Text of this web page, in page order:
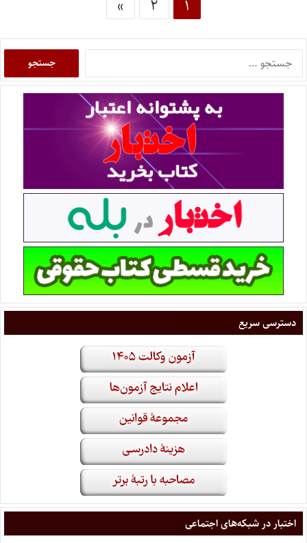
۱ ۲ »
دسترسی سریع
اختبار در شبکه‌های اجتماعی